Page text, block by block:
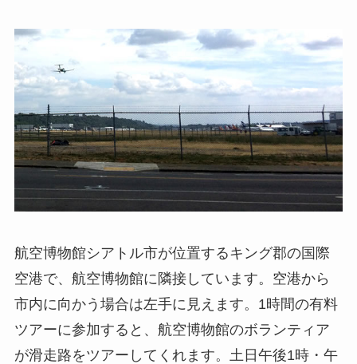
航空博物館シアトル市が位置するキング郡の国際
空港で、航空博物館に隣接しています。空港から
市内に向かう場合は左手に見えます。1時間の有料
ツアーに参加すると、航空博物館のボランティア
が滑走路をツアーしてくれます。土日午後1時・午